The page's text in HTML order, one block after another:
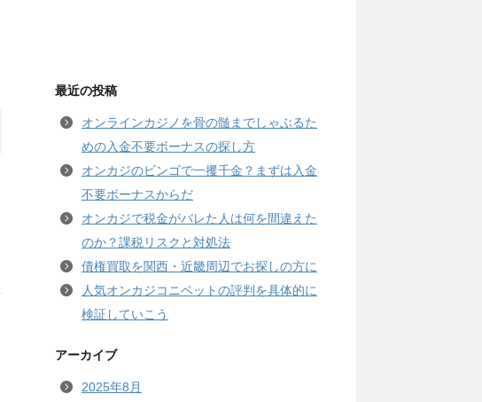
最近の投稿
オンラインカジノを骨の髄までしゃぶるた
めの入金不要ボーナスの探し方
オンカジのビンゴで一攫千金？まずは入金
不要ボーナスからだ
オンカジで税金がバレた人は何を間違えた
のか？課税リスクと対処法
債権買取を関西・近畿周辺でお探しの方に
人気オンカジコニベットの評判を具体的に
検証していこう
アーカイブ
2025年8月